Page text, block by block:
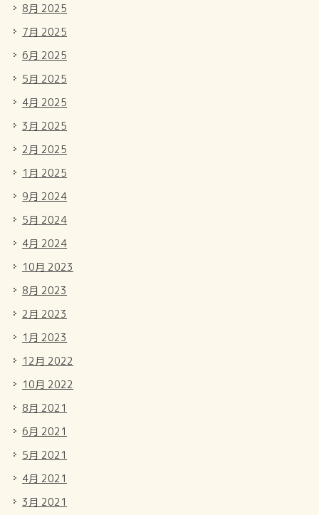
8月 2025
7月 2025
6月 2025
5月 2025
4月 2025
3月 2025
2月 2025
1月 2025
9月 2024
5月 2024
4月 2024
10月 2023
8月 2023
2月 2023
1月 2023
12月 2022
10月 2022
8月 2021
6月 2021
5月 2021
4月 2021
3月 2021